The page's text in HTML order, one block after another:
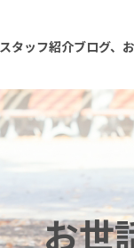
スタッフ紹介ブログ、
お世